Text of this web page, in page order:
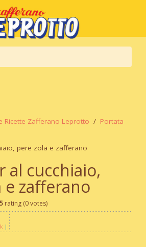
Ricette Zafferano Leprotto
Portata
pere zola e zafferano
al cucchiaio,
e zafferano
5 rating (0 votes)